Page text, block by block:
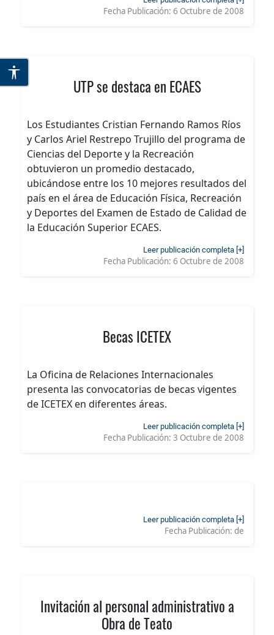
Fecha Publicación: 6 Octubre de 2008
UTP se destaca en ECAES
Los Estudiantes Cristian Fernando Ramos Ríos
y Carlos Ariel Restrepo Trujillo del programa de
Ciencias del Deporte y la Recreación
obtuvieron un promedio destacado,
ubicándose entre los 10 mejores resultados del
país en el área de Educación Física, Recreación
y Deportes del Examen de Estado de Calidad de
la Educación Superior ECAES.
Leer publicación completa [+]
Fecha Publicación: 6 Octubre de 2008
Becas ICETEX
La Oficina de Relaciones Internacionales
presenta las convocatorias de becas vigentes
de ICETEX en diferentes áreas.
Leer publicación completa [+]
Fecha Publicación: 3 Octubre de 2008
Leer publicación completa [+]
Fecha Publicación: de
Invitación al personal administrativo a
Obra de Teato